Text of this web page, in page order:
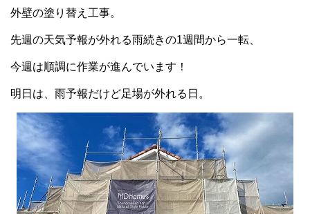
外壁の塗り替え工事。
先週の天気予報が外れる雨続きの1週間から一転、
今週は順調に作業が進んでいます！
明日は、雨予報だけど足場が外れる日。